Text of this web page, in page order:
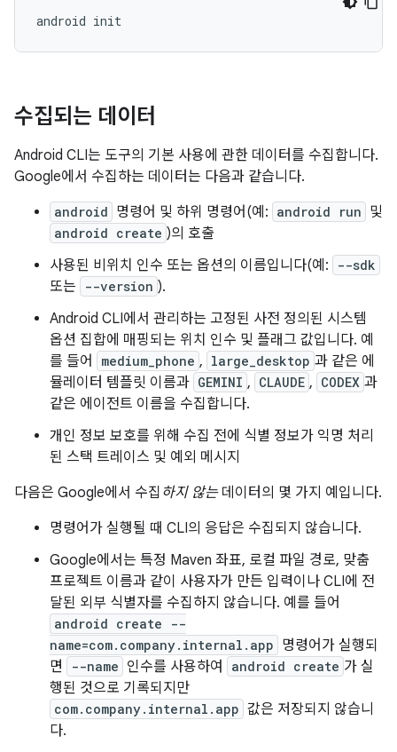
android
수집되는 데이터
Android CLI는 도구의 기본 사용에 관한 데이터를 수집합니다.
Google에서 수집하는 데이터는 다음과 같습니다.
android 명령어 및 하위 명령어(예: android run 및
android create )의 호출
사용된 비위치 인수 또는 옵션의 이름입니다(예:
--sdk
또는 --version ).
Android CLI에서 관리하는 고정된 사전 정의된 시스템
옵션 집합에 매핑되는 위치 인수 및 플래그 값입니다. 예
를 들어
medium_phone , large_desktop 과 같은 에
뮬레이터 템플릿 이름과 GEMINI , CLAUDE , CODEX 과
같은 에이전트 이름을 수집합니다.
개인 정보 보호를 위해 수집 전에 식별 정보가 익명 처리
된 스택 트레이스 및 예외 메시지
다음은 Google에서 수집 하지 않는데이터의 몇 가지 예입니다.
명령어가 실행될 때 CLI의 응답은 수집되지 않습니다.
Google에서는 특정 Maven 좌표, 로컬 파일 경로, 맞춤
프로젝트 이름과 같이 사용자가 만든 입력이나 CLI에 전
달된 외부 식별자를 수집하지 않습니다. 예를 들어
android create --
name=com.company.internal.app 명령어가 실행되
면
--name 인수를 사용하여 android create 가 실
행된 것으로 기록되지만
com.company.internal.app 값은 저장되지 않습니
다.